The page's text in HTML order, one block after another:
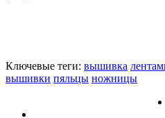
Ключевые теги: вышивка
вышивки пяльцы ножницы